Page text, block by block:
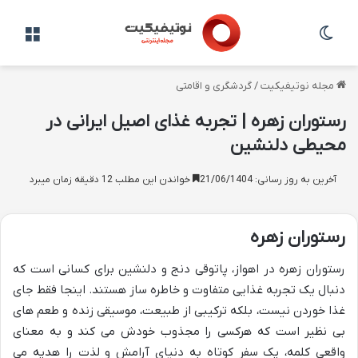
مجله نوتیفیکیت/گردشگری و اقامتی
رستوران زهره | تجربه غذای اصیل ایرانی در
محیطی دلنشین
آخرین به روز رسانی: 21/06/1404 خواندن این مطلب 12 دقیقه زمان میبرد
رستوران زهره
رستوران زهره در اهواز، پاتوقی دنج و دلنشین برای کسانی است که
دنبال یک تجربه غذایی متفاوت و خاطره ساز هستند. اینجا فقط جای
غذا خوردن نیست، بلکه ترکیبی از طبیعت، موسیقی زنده و طعم های
بی نظیر است که هرکسی را مجذوب خودش می کند و به معنای
واقعی کلمه، یک سفر کوتاه به دنیای آرامش و لذت را هدیه می